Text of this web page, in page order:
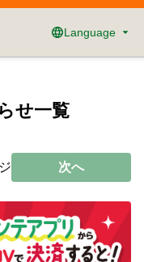
Language
せ一覧
次へ